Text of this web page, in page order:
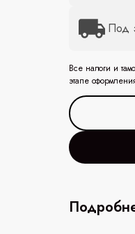
Под
Все налоги и
этапе